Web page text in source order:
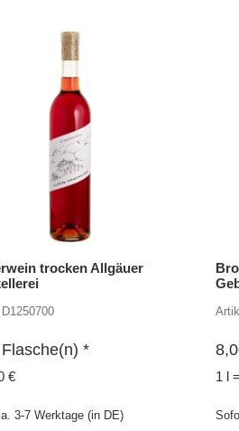
trocken Allgäuer
*
€
3-7 Werktage (in DE)
1 l